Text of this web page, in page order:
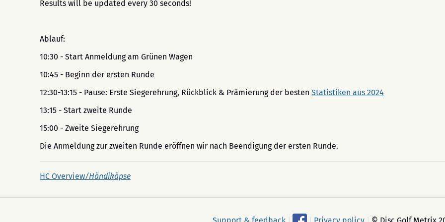
Results will be updated every 30 seconds!
Ablauf:
10:30 - Start Anmeldung am Grünen Wagen
10:45 - Beginn der ersten Runde
12:30-13:15 - Pause: Erste Siegerehrung, Rückblick & Prämierung der besten Statistiken aus 2024
13:15 - Start zweite Runde
15:00 - Zweite Siegerehrung
Die Anmeldung zur zweiten Runde eröffnen wir nach Beendigung der ersten Runde.
HC Overview/Händikäpse